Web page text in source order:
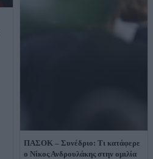
ΠΑΣΟΚ – Συνέδριο: Τι κατάφερε
ο Νίκος Ανδρουλάκης στην ομιλία